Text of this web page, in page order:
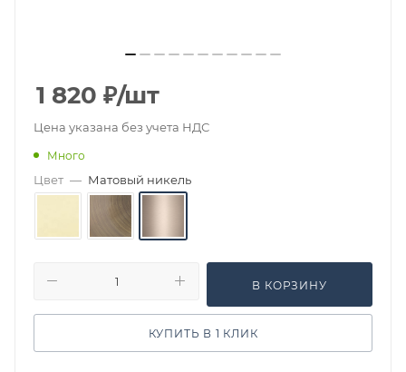
1 820 ₽/шт
Цена указана без учета НДС
Много
Цвет — Матовый никель
В КОРЗИНУ
КУПИТЬ В 1 КЛИК